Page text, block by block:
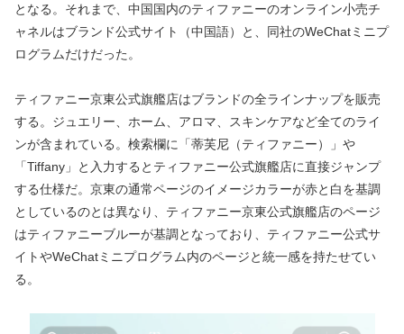
となる。それまで、中国国内のティファニーのオンライン小売チ
ャネルはブランド公式サイト（中国語）と、同社のWeChatミニプ
ログラムだけだった。
ティファニー京東公式旗艦店はブランドの全ラインナップを販売
する。ジュエリー、ホーム、アロマ、スキンケアなど全てのライ
ンが含まれている。検索欄に「蒂芙尼（ティファニー）」や
「Tiffany」と入力するとティファニー公式旗艦店に直接ジャンプ
する仕様だ。京東の通常ページのイメージカラーが赤と白を基調
としているのとは異なり、ティファニー京東公式旗艦店のページ
はティファニーブルーが基調となっており、ティファニー公式サ
イトやWeChatミニプログラム内のページと統一感を持たせてい
る。